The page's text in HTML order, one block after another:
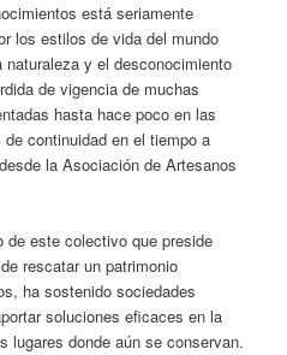
está seriamente
los estilos de vida del mundo
y el desconocimiento
de vigencia de muchas
hasta hace poco en las
continuidad en el tiempo a
la Asociación de Artesanos
este colectivo que preside
rescatar un patrimonio
ha sostenido sociedades
soluciones eficaces en la
lugares donde aún se conservan.